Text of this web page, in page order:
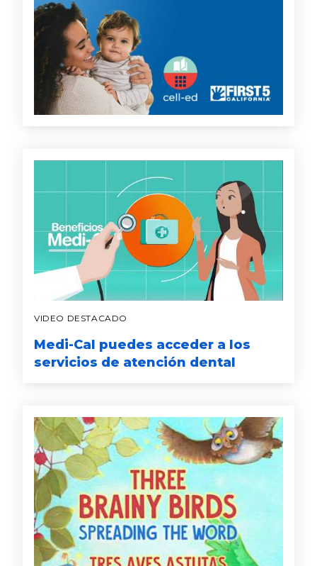
VIDEO DESTACADO
Medi-Cal puedes acceder a los
servicios de atención dental